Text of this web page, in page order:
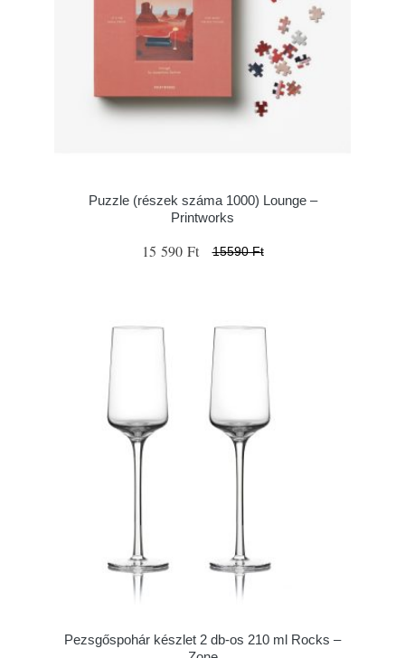
Puzzle (részek száma 1000) Lounge –
Printworks
15 590 Ft 15590 Ft
Pezsgőspohár készlet 2 db-os 210 ml Rocks –